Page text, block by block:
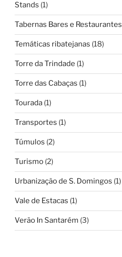
Stands (1)
Tabernas Bares e Restaurantes
Temáticas ribatejanas (18)
Torre da Trindade (1)
Torre das Cabaças (1)
Tourada (1)
Transportes (1)
Túmulos (2)
Turismo (2)
Urbanização de S. Domingos (1)
Vale de Estacas (1)
Verão In Santarém (3)